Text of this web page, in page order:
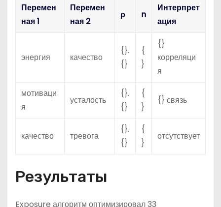
Перемен
ная 1
Перемен
ная 2
ρ n
Интерпрет
ация
энергия качество
{}.
{}
{
}
{}
корреляци
я
мотиваци
я
усталость
{}.
{}
{
}
{} связь
качество тревога
{}.
{}
{
}
отсутствует
Результаты
Exposure алгоритм оптимизировал 33